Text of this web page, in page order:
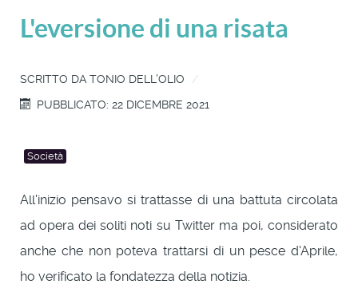
L'eversione di una risata
SCRITTO DA TONIO DELL'OLIO
PUBBLICATO: 22 DICEMBRE 2021
Società
All'inizio pensavo si trattasse di una battuta circolata
ad opera dei soliti noti su Twitter ma poi, considerato
anche che non poteva trattarsi di un pesce d'Aprile,
ho verificato la fondatezza della notizia.